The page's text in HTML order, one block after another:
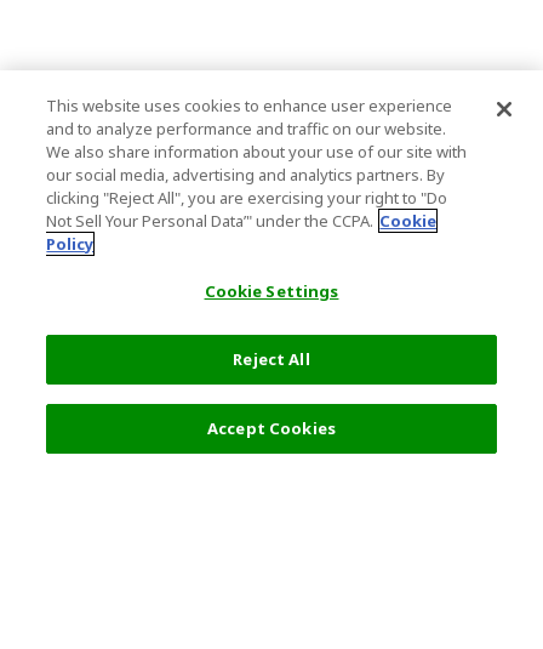
This website uses cookies to enhance user experience
and to analyze performance and traffic on our website.
We also share information about your use of our site with
our social media, advertising and analytics partners. By
clicking "Reject All", you are exercising your right to "Do
Not Sell Your Personal Data’" under the CCPA. Cookie
Policy
Cookie Settings
Reject All
Accept Cookies